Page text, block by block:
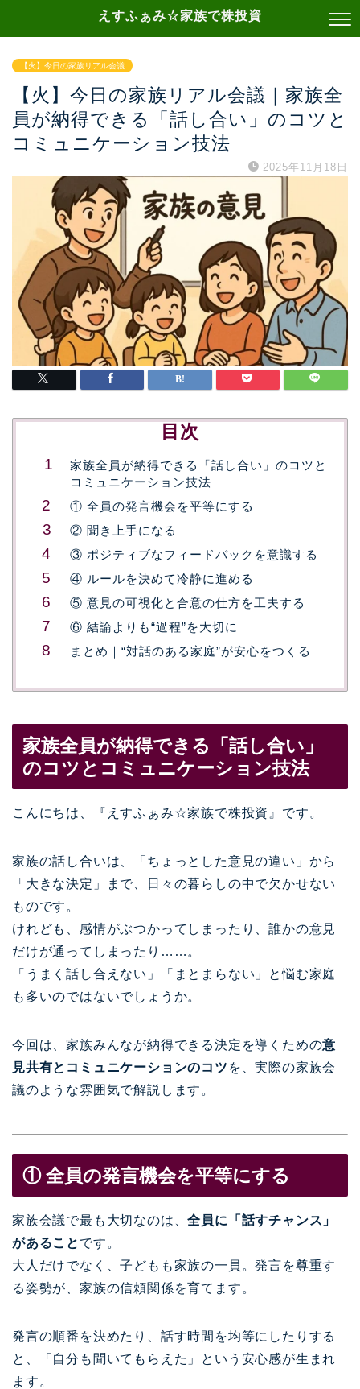
えすふぁみ☆家族で株投資
【火】今日の家族リアル会議
【火】今日の家族リアル会議｜家族全
員が納得できる「話し合い」のコツと
コミュニケーション技法
2025年11月18日
目次
家族全員が納得できる「話し合い」のコツと
コミュニケーション技法
① 全員の発言機会を平等にする
② 聞き上手になる
③ ポジティブなフィードバックを意識する
④ ルールを決めて冷静に進める
⑤ 意見の可視化と合意の仕方を工夫する
⑥ 結論よりも“過程”を大切に
まとめ｜“対話のある家庭”が安心をつくる
家族全員が納得できる「話し合い」
のコツとコミュニケーション技法
こんにちは、『えすふぁみ☆家族で株投資』です。
家族の話し合いは、「ちょっとした意見の違い」から
「大きな決定」まで、日々の暮らしの中で欠かせない
ものです。
けれども、感情がぶつかってしまったり、誰かの意見
だけが通ってしまったり……。
「うまく話し合えない」「まとまらない」と悩む家庭
も多いのではないでしょうか。
今回は、家族みんなが納得できる決定を導くための意
見共有とコミュニケーションのコツ を、実際の家族会
議のような雰囲気で解説します。
① 全員の発言機会を平等にする
家族会議で最も大切なのは、全員に「話すチャンス」
があること です。
大人だけでなく、子どもも家族の一員。発言を尊重す
る姿勢が、家族の信頼関係を育てます。
発言の順番を決めたり、話す時間を均等にしたりする
と、「自分も聞いてもらえた」という安心感が生まれ
ます。